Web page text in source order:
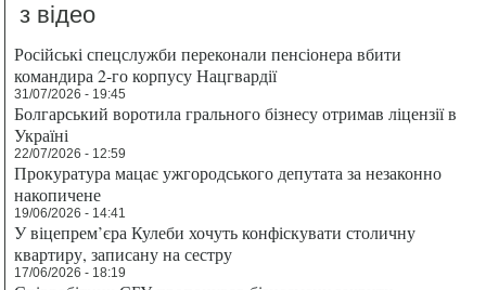
з відео
Російські спецслужби переконали пенсіонера вбити
командира 2-го корпусу Нацгвардії
31/07/2026 - 19:45
Болгарський воротила грального бізнесу отримав ліцензії в
Україні
22/07/2026 - 12:59
Прокуратура мацає ужгородського депутата за незаконно
накопичене
19/06/2026 - 14:41
У віцепрем’єра Кулеби хочуть конфіскувати столичну
квартиру, записану на сестру
17/06/2026 - 18:19